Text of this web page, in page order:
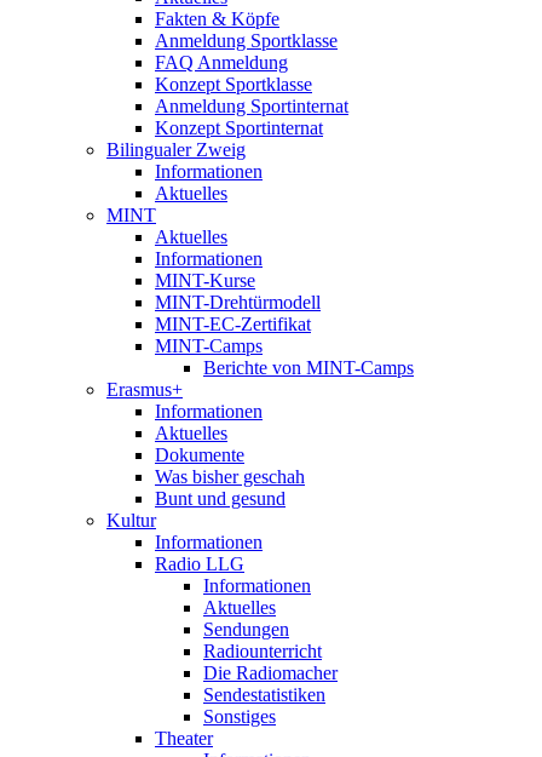
Fakten & Köpfe
Anmeldung Sportklasse
FAQ Anmeldung
Konzept Sportklasse
Anmeldung Sportinternat
Konzept Sportinternat
Bilingualer Zweig
Informationen
Aktuelles
MINT
Aktuelles
Informationen
MINT-Kurse
MINT-Drehtürmodell
MINT-EC-Zertifikat
MINT-Camps
Berichte von MINT-Camps
Erasmus+
Informationen
Aktuelles
Dokumente
Was bisher geschah
Bunt und gesund
Kultur
Informationen
Radio LLG
Informationen
Aktuelles
Sendungen
Radiounterricht
Die Radiomacher
Sendestatistiken
Sonstiges
Theater